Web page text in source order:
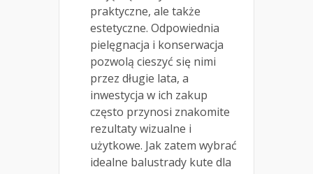
praktyczne, ale także
estetyczne. Odpowiednia
pielęgnacja i konserwacja
pozwolą cieszyć się nimi
przez długie lata, a
inwestycja w ich zakup
często przynosi znakomite
rezultaty wizualne i
użytkowe. Jak zatem wybrać
idealne balustrady kute dla